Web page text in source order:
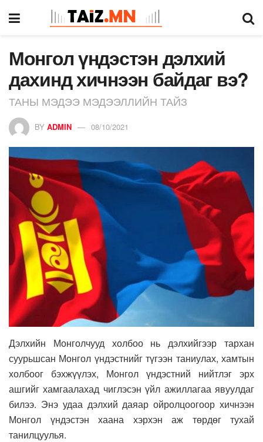
Монгол үндэстэн дэлхий
дахинд хичнээн байдаг вэ?
ТАНЫ МЭДЭЭ МЭДЭЭЛЛИЙН ТАЙЗ
BY ADMIN 08/10/2021
Дэлхийн Монголчууд холбоо нь дэлхийгээр тархан
суурьшсан Монгол үндэстнийг түгээн таниулах, хамтын
холбоог бэхжүүлэх, Монгол үндэстний нийтлэг эрх
ашгийг хамгаалахад чиглэсэн үйл ажиллагаа явуулдаг
билээ. Энэ удаа дэлхий даяар ойролцоогоор хичнээн
Монгол үндэстэн хаана хэрхэн аж төрдөг тухай
танилцуулья.